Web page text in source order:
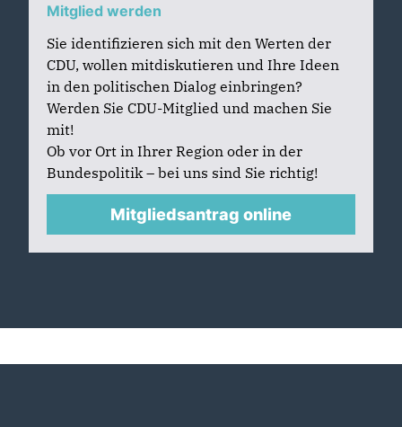
Mitglied werden
Sie identifizieren sich mit den Werten der
CDU, wollen mitdiskutieren und Ihre Ideen
in den politischen Dialog einbringen?
Werden Sie CDU-Mitglied und machen Sie
mit!
Ob vor Ort in Ihrer Region oder in der
Bundespolitik – bei uns sind Sie richtig!
Mitgliedsantrag online